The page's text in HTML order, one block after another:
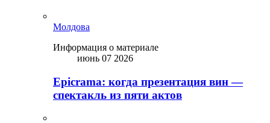
Молдова
Информация о материале
июнь 07 2026
Epicrama: когда презентация вин —
спектакль из пяти актов